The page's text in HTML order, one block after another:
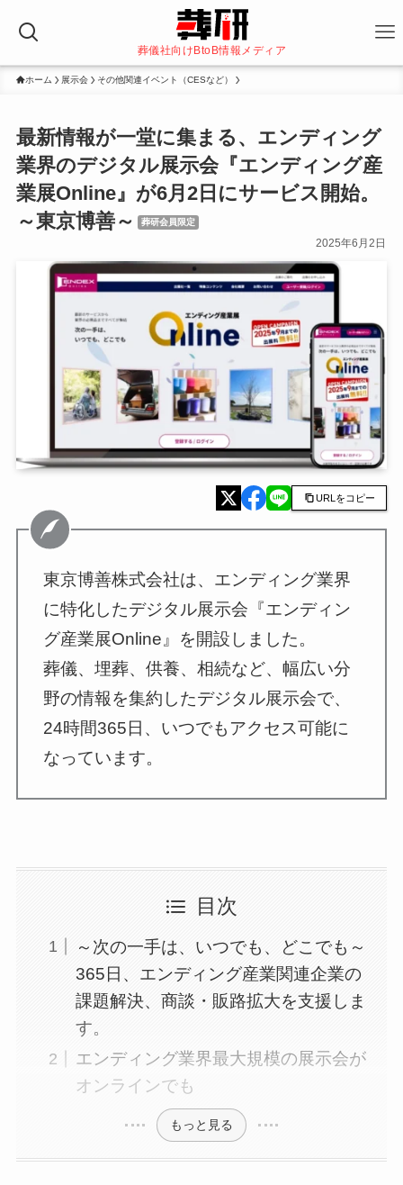
葬儀社向けBtoB情報メディア
ホーム 展示会 その他関連イベント（CESなど）
最新情報が一堂に集まる、エンディング
業界のデジタル展示会『エンディング産
業展Online』が6月2日にサービス開始。
～東京博善～
葬研会員限定
2025年6月2日
URLをコピー
東京博善株式会社は、エンディング業界
に特化したデジタル展示会『エンディン
グ産業展Online』を開設しました。
葬儀、埋葬、供養、相続など、幅広い分
野の情報を集約したデジタル展示会で、
24時間365日、いつでもアクセス可能に
なっています。
目次
～次の一手は、いつでも、どこでも～
365日、エンディング産業関連企業の
課題解決、商談・販路拡大を支援しま
す。
エンディング業界最大規模の展示会が
オンラインでも
もっと見る